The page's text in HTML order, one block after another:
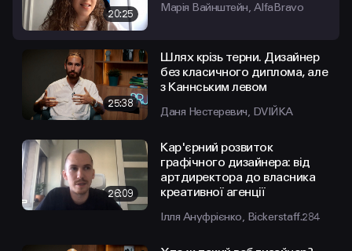
20:25 Марія Вайнштейн, AlfaBravo
25:38
Шлях крізь терни. Дизайнер
без класичного диплома, але
з Каннським левом
Даня Нестеревич, DVIЙKA
26:09
Кар'єрний розвиток
графічного дизайнера: від
артдиректора до власника
креативної агенції
Ілля Ануфрієнко, Bickerstaff.284